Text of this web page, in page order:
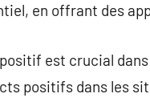
en offrant des
est crucial
positifs dans les